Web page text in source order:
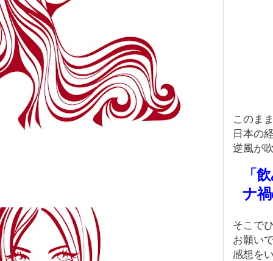
このま
日本の
逆風が
「
ナ
そこで
お願い
感想を